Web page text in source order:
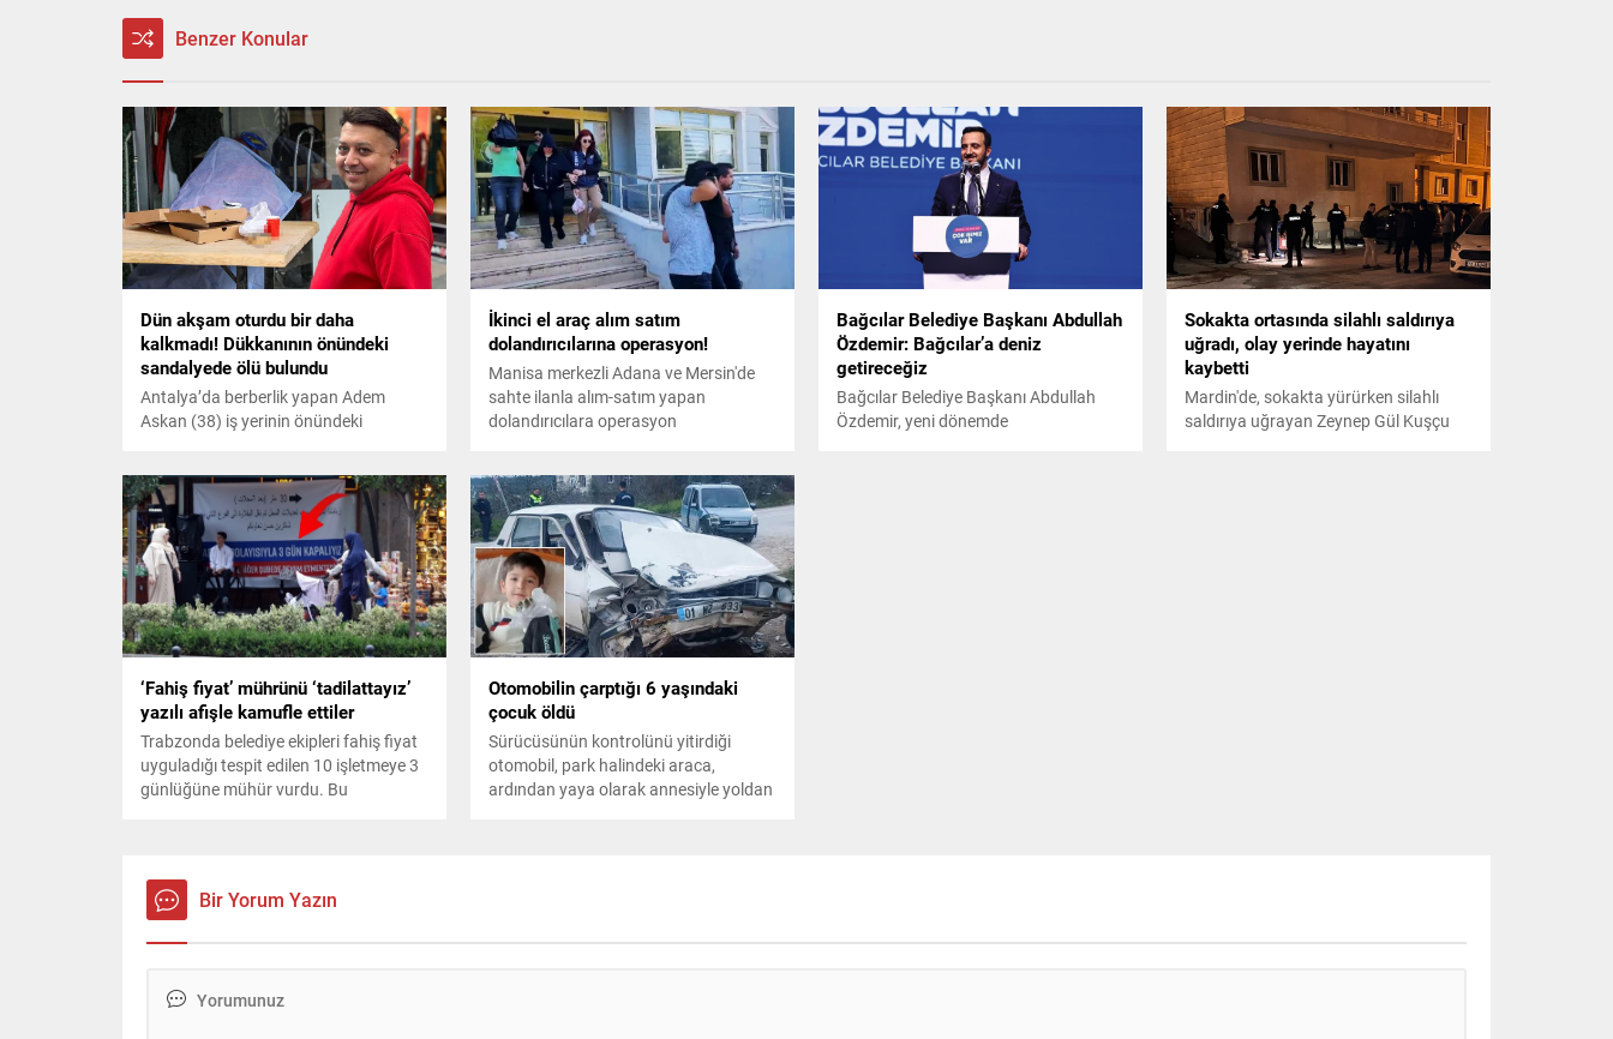
Benzer Konular
Dün akşam oturdu bir daha
kalkmadı! Dükkanının önündeki
sandalyede ölü bulundu
Antalya’da berberlik yapan Adem
Askan (38) iş yerinin önündeki
yerde oturduğunu ifade ettiği Askan'ın
önündeki yiyecek ve içecekler dikkat
çekti.
İkinci el araç alım satım
dolandırıcılarına operasyon!
Manisa merkezli Adana ve Mersin'de
sahte ilanla alım-satım yapan
dolandırıcılara operasyon
Bağcılar Belediye Başkanı Abdullah
Özdemir: Bağcılar’a deniz
getireceğiz
Bağcılar Belediye Başkanı Abdullah
Özdemir, yeni dönemde
Sokakta ortasında silahlı saldırıya
uğradı, olay yerinde hayatını
kaybetti
Mardin'de, sokakta yürürken silahlı
saldırıya uğrayan Zeynep Gül Kuşçu
‘Fahiş fiyat’ mührünü ‘tadilattayız’
yazılı afişle kamufle ettiler
Trabzonda belediye ekipleri fahiş fiyat
uyguladığı tespit edilen 10 işletmeye 3
günlüğüne mühür vurdu. Bu
yazılı afiş astı.
Otomobilin çarptığı 6 yaşındaki
çocuk öldü
Sürücüsünün kontrolünü yitirdiği
otomobil, park halindeki araca,
ardından yaya olarak annesiyle yoldan
Bir Yorum Yazın